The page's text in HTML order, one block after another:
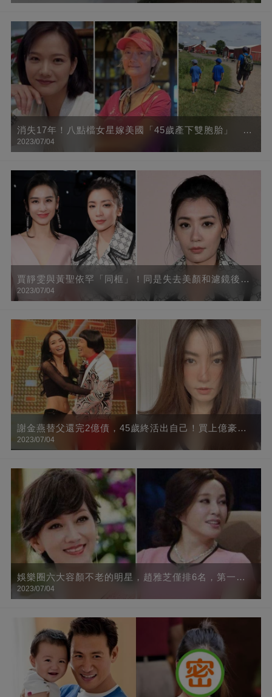
消失17年！八點檔女星嫁美國「45歲產下雙胞胎」
「甜曬三男人背影」頂金髮身材辣到爆
2023/07/04
賈靜雯與黃聖依罕「同框」！同是失去美顏和濾鏡後，
網友：一個是真美一個卻不可言喻
2023/07/04
謝金燕替父還完2億債，45歲終活出自己！買上億豪宅
只為躲避狗仔，鄰居都是名人，「走到大門得搭接駁
2023/07/04
娛樂圈六大容顏不老的明星，趙雅芝僅排6名，第一名
看得心都醉了！
2023/07/04